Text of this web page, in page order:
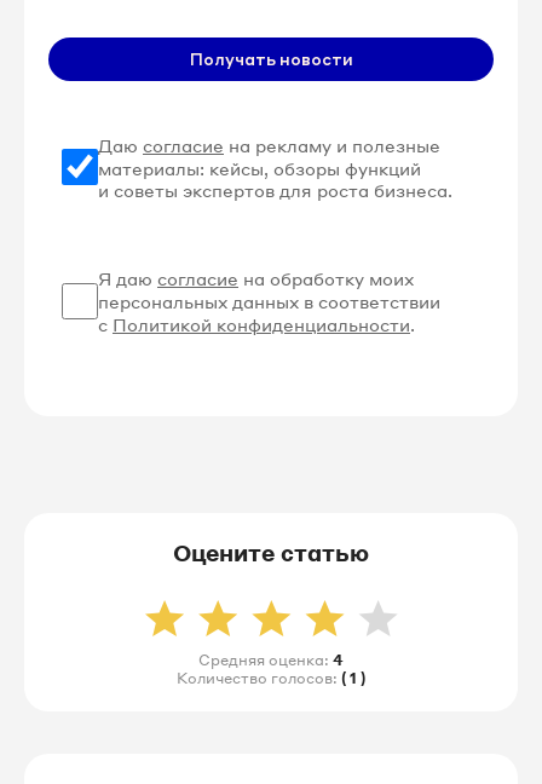
Получать новости
Даю согласие на рекламу и полезные
материалы: кейсы, обзоры функций
и советы экспертов для роста бизнеса.
Я даю согласие на обработку моих
персональных данных в соответствии
с Политикой конфиденциальности
Оцените статью
Средняя оценка: 4
Количество голосов: ( 1 )